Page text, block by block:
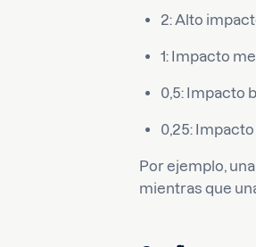
2: Alto
1: Impacto
0,5: Impacto
0,25:
Por ejemplo,
mientras que